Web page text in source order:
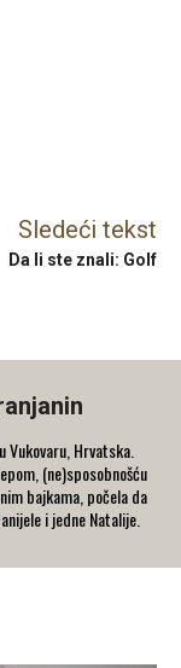
Sledeći tekst
Da li ste znali: Golf
Vukovaru, Hrvatska.
(ne)sposobnošću
bajkama, počela da
i jedne Natalije.